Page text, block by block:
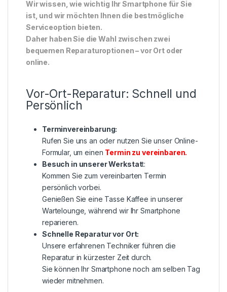
Wir wissen, wie wichtig Ihr Smartphone für Sie
ist, und wir möchten Ihnen die bestmögliche
Serviceoption bieten.
Daher haben Sie die Wahl zwischen zwei
bequemen Reparaturoptionen – vor Ort oder
online.
Vor-Ort-Reparatur: Schnell und
Persönlich
Terminvereinbarung:
Rufen Sie uns an oder nutzen Sie unser Online-
Formular, um einen Termin zu vereinbaren.
Besuch in unserer Werkstatt:
Kommen Sie zum vereinbarten Termin
persönlich vorbei.
Genießen Sie eine Tasse Kaffee in unserer
Wartelounge, während wir Ihr Smartphone
reparieren.
Schnelle Reparatur vor Ort:
Unsere erfahrenen Techniker führen die
Reparatur in kürzester Zeit durch.
Sie können Ihr Smartphone noch am selben Tag
wieder mitnehmen.